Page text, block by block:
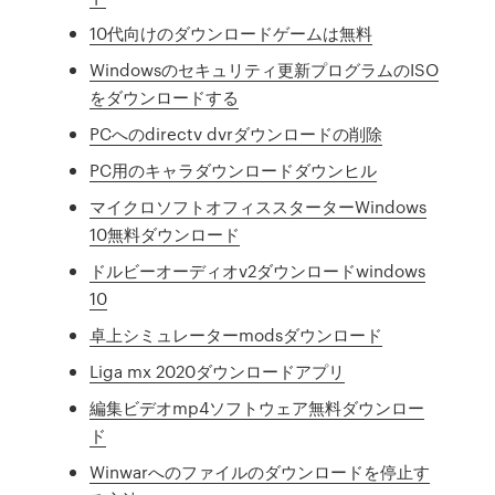
10代向けのダウンロードゲームは無料
Windowsのセキュリティ更新プログラムのISO
をダウンロードする
PCへのdirectv dvrダウンロードの削除
PC用のキャラダウンロードダウンヒル
マイクロソフトオフィススターターWindows
10無料ダウンロード
ドルビーオーディオv2ダウンロードwindows
10
卓上シミュレーターmodsダウンロード
Liga mx 2020ダウンロードアプリ
編集ビデオmp4ソフトウェア無料ダウンロー
ド
Winwarへのファイルのダウンロードを停止す